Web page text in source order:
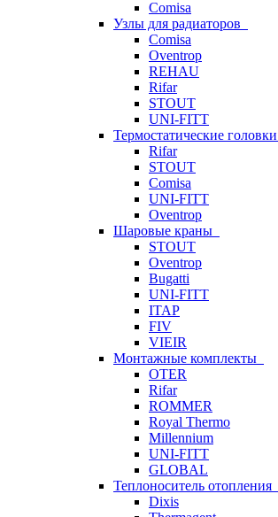
Comisa
Узлы для радиаторов
Comisa
Oventrop
REHAU
Rifar
STOUT
UNI-FITT
Термостатические головки
Rifar
STOUT
Comisa
UNI-FITT
Oventrop
Шаровые краны
STOUT
Oventrop
Bugatti
UNI-FITT
ITAP
FIV
VIEIR
Монтажные комплекты
OTER
Rifar
ROMMER
Royal Thermo
Millennium
UNI-FITT
GLOBAL
Теплоноситель отопления
Dixis